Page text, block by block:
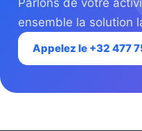
ensemble la solution
Appelez le +32 477